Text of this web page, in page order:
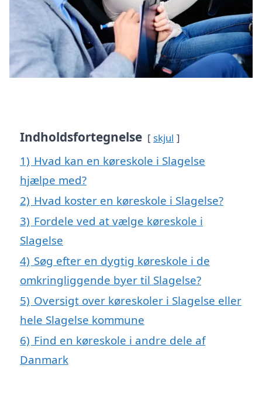
Indholdsfortegnelse skjul
1) Hvad kan en køreskole i Slagelse
hjælpe med?
2) Hvad koster en køreskole i Slagelse?
3) Fordele ved at vælge køreskole i
Slagelse
4) Søg efter en dygtig køreskole i de
omkringliggende byer til Slagelse?
5) Oversigt over køreskoler i Slagelse eller
hele Slagelse kommune
6) Find en køreskole i andre dele af
Danmark